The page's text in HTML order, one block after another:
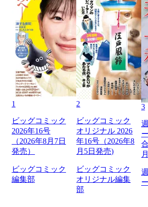
1
ビッグコミック
2026年16号
（2026年8月7日
発売）
ビッグコミック
編集部
2
ビッグコミック
オリジナル 2026
年16号（2026年8
月5日発売)
ビッグコミック
オリジナル編集
部
3